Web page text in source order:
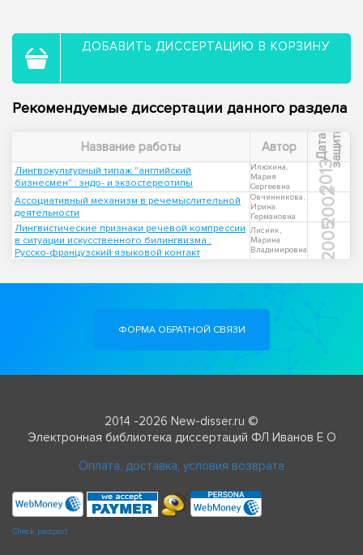
ДОБАВИТЬ ДИССЕРТАЦИЮ В КОРЗИНУ
Рекомендуемые диссертации данного раздела
Название работы Автор Д
а
т
а
з
а
щ
и
т ы
Лингвокультурный типаж "английский
бизнесмен" : эндо- и экзостереотипы
Илюхина,
Мария
Сергеевна
2013
Ассоциативный механизм в речемыслительной
деятельности
Овчинникова,
Ирина
Германовна
2002
Лингвистические признаки речевой компрессии
в ситуации искусственного билингвизма :
Русско-французский языковой контакт
Лисник,
Марина
Владимировна
2005
ФОРМА ОБРАТНОЙ СВЯЗИ
2014 -2026 New-disser.ru ©
Электронная библиотека диссертаций ФЛ Иванов Е О
Оплата, доставка, условия возврата
Check passport